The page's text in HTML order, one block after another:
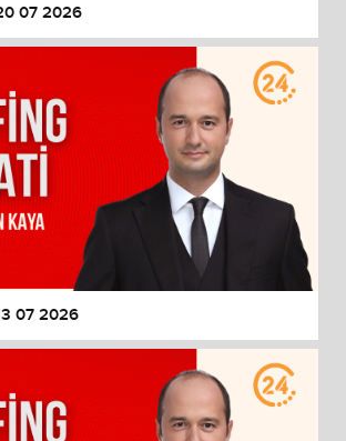
07 2026
07 2026